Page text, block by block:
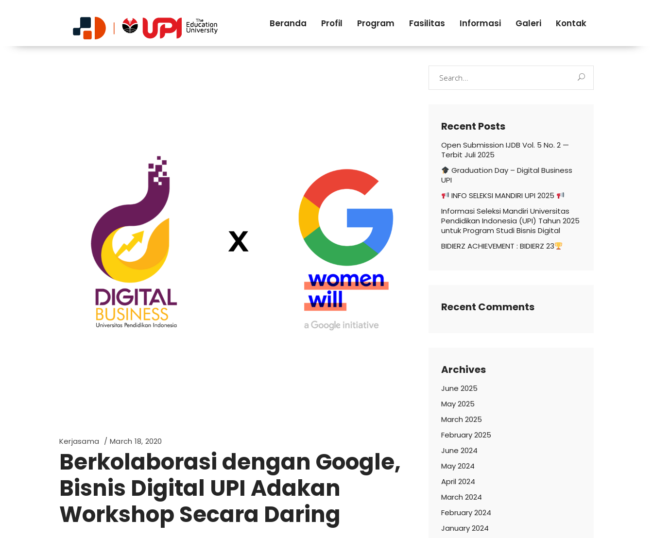
Beranda Profil Program Fasilitas Informasi Galeri Kontak
Kerjasama March 18, 2020
Berkolaborasi dengan Google,
Bisnis Digital UPI Adakan
Workshop Secara Daring
Recent Posts
Open Submission IJDB Vol. 5 No. 2 —
Terbit Juli 2025
Graduation Day – Digital Business
UPI
INFO SELEKSI MANDIRI UPI 2025
Informasi Seleksi Mandiri Universitas
Pendidikan Indonesia (UPI) Tahun 2025
untuk Program Studi Bisnis Digital
BIDIERZ ACHIEVEMENT : BIDIERZ 23
Recent Comments
Archives
June 2025
May 2025
March 2025
February 2025
June 2024
May 2024
April 2024
March 2024
February 2024
January 2024